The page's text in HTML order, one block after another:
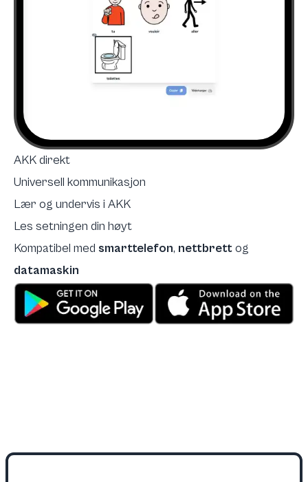
AKK direkt
Universell kommunikasjon
Lær og undervis i AKK
Les setningen din høyt
Kompatibel med smarttelefon, nettbrettog
datamaskin